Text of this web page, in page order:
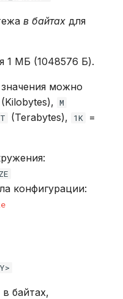
в байтах для
1 МБ (1048576 Б).
можно
(Kilobytes), M
T (Terabytes), 1K
=
конфигурации:
байтах,